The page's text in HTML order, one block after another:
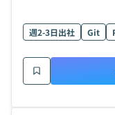
週2-3日出社 Git